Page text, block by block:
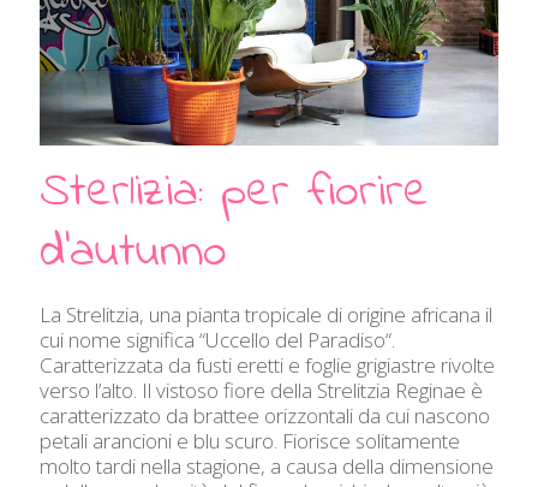
Sterlizia: per fiorire
d’autunno
La Strelitzia, una pianta tropicale di origine africana il
cui nome significa “Uccello del Paradiso“.
Caratterizzata da fusti eretti e foglie grigiastre rivolte
verso l’alto. Il vistoso fiore della Strelitzia Reginae è
caratterizzato da brattee orizzontali da cui nascono
petali arancioni e blu scuro. Fiorisce solitamente
molto tardi nella stagione, a causa della dimensione